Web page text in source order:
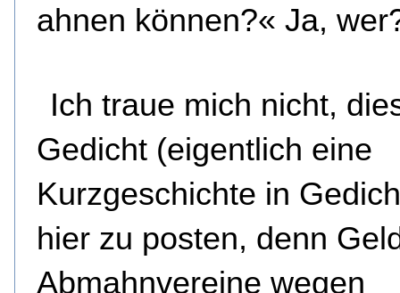
ahnen können?« Ja,
Ich traue mich nicht,
Gedicht (eigentlich eine
Kurzgeschichte in
hier zu posten, denn
Abmahnvereine wegen